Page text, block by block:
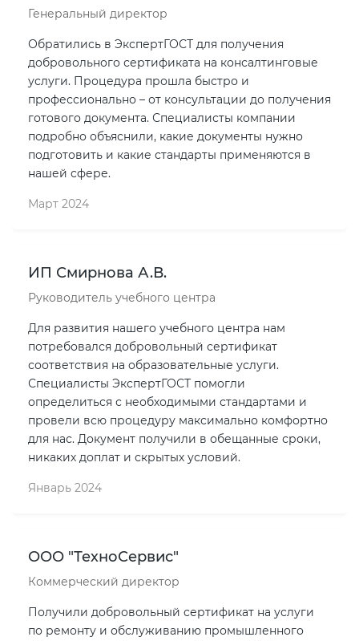
Генеральный директор
Обратились в ЭкспертГОСТ для получения
добровольного сертификата на консалтинговые
услуги. Процедура прошла быстро и
профессионально – от консультации до получения
готового документа. Специалисты компании
подробно объяснили, какие документы нужно
подготовить и какие стандарты применяются в
нашей сфере.
Март 2024
ИП Смирнова А.В.
Руководитель учебного центра
Для развития нашего учебного центра нам
потребовался добровольный сертификат
соответствия на образовательные услуги.
Специалисты ЭкспертГОСТ помогли
определиться с необходимыми стандартами и
провели всю процедуру максимально комфортно
для нас. Документ получили в обещанные сроки,
никаких доплат и скрытых условий.
Январь 2024
ООО "ТехноСервис"
Коммерческий директор
Получили добровольный сертификат на услуги
по ремонту и обслуживанию промышленного